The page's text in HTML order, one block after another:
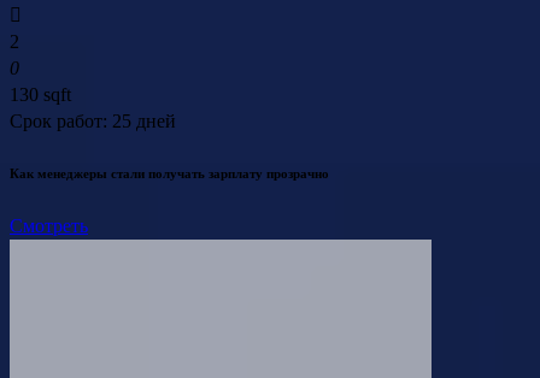
2
130 sqft
Срок работ: 25 дней
Как менеджеры стали получать зарплату прозрачно
Смотреть